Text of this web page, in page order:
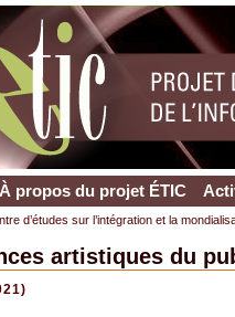
À propos du projet ÉTIC
d’études sur l’intégration et la
artistiques du